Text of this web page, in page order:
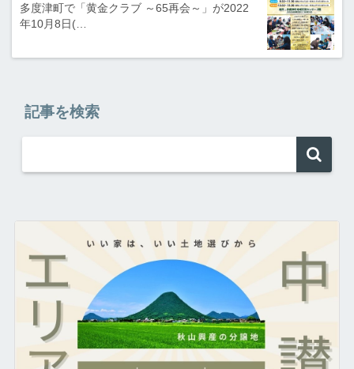
多度津町で「黄金クラブ ～65再会～」が2022
年10月8日(…
記事を検索